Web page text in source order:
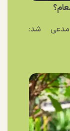
مدعی شد: